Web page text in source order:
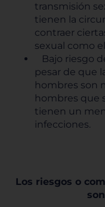
transmisión
tienen la
contraer
sexual como
Bajo riesgo
pesar de que
hombres son
hombres que
tienen un
infecciones.
Los riesgos o